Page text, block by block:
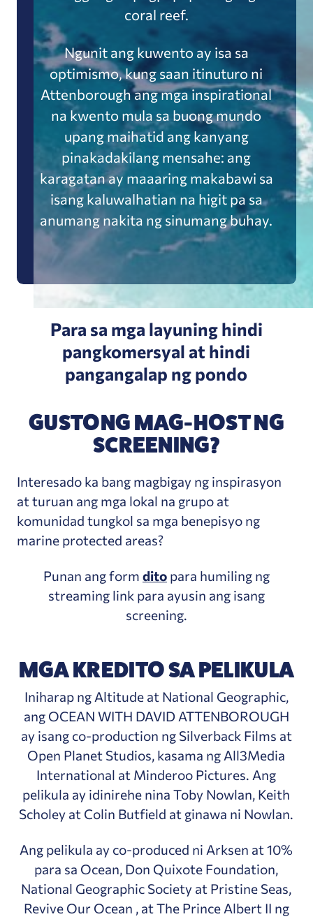
coral reef.
Ngunit ang kuwento ay isa sa
optimismo, kung saan itinuturo ni
Attenborough ang mga inspirational
na kwento mula sa buong mundo
upang maihatid ang kanyang
pinakadakilang mensahe: ang
karagatan ay maaaring makabawi sa
isang kaluwalhatian na higit pa sa
anumang nakita ng sinumang buhay.
Para sa mga layuning hindi
pangkomersyal at hindi
pangangalap ng pondo
GUSTONG MAG-HOST NG
SCREENING?
Interesado ka bang magbigay ng inspirasyon
at turuan ang mga lokal na grupo at
komunidad tungkol sa mga benepisyo ng
marine protected areas?
Punan ang form ditopara humiling ng
streaming link para ayusin ang isang
screening.
MGA KREDITO SA PELIKULA
Iniharap ng Altitude at National Geographic,
ang OCEAN WITH DAVID ATTENBOROUGH
ay isang co-production ng Silverback Films at
Open Planet Studios, kasama ng All3Media
International at Minderoo Pictures. Ang
pelikula ay idinirehe nina Toby Nowlan, Keith
Scholey at Colin Butfield at ginawa ni Nowlan.
Ang pelikula ay co-produced ni Arksen at 10%
para sa Ocean, Don Quixote Foundation,
National Geographic Society at Pristine Seas,
Revive Our Ocean , at The Prince Albert II ng